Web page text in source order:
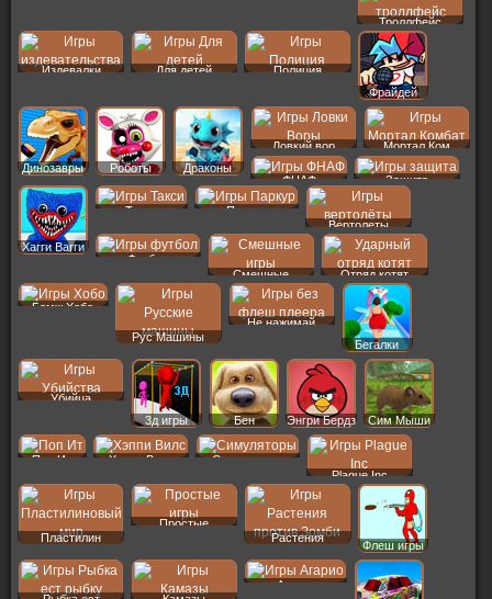
Троллфейс
Издевалки Для детей
Полиция
Фрайдей
Динозавры Роботы Драконы
Ловкий вор Мортал Ком
ФНАФ Защита
Хагги Вагги
Такси
Паркур
Вертолеты
Футбол
Смешные
Отряд котят
Бомж Хобо
Рус Машины
Не нажимай
Бегалки
Убийца
3д игры
Бен Энгри Бердз Сим Мыши
Поп Ит Хэппи Вилс
Симуляторы
Plague Inc
Пластилин
Простые
Растения
Флеш игры
Агарио